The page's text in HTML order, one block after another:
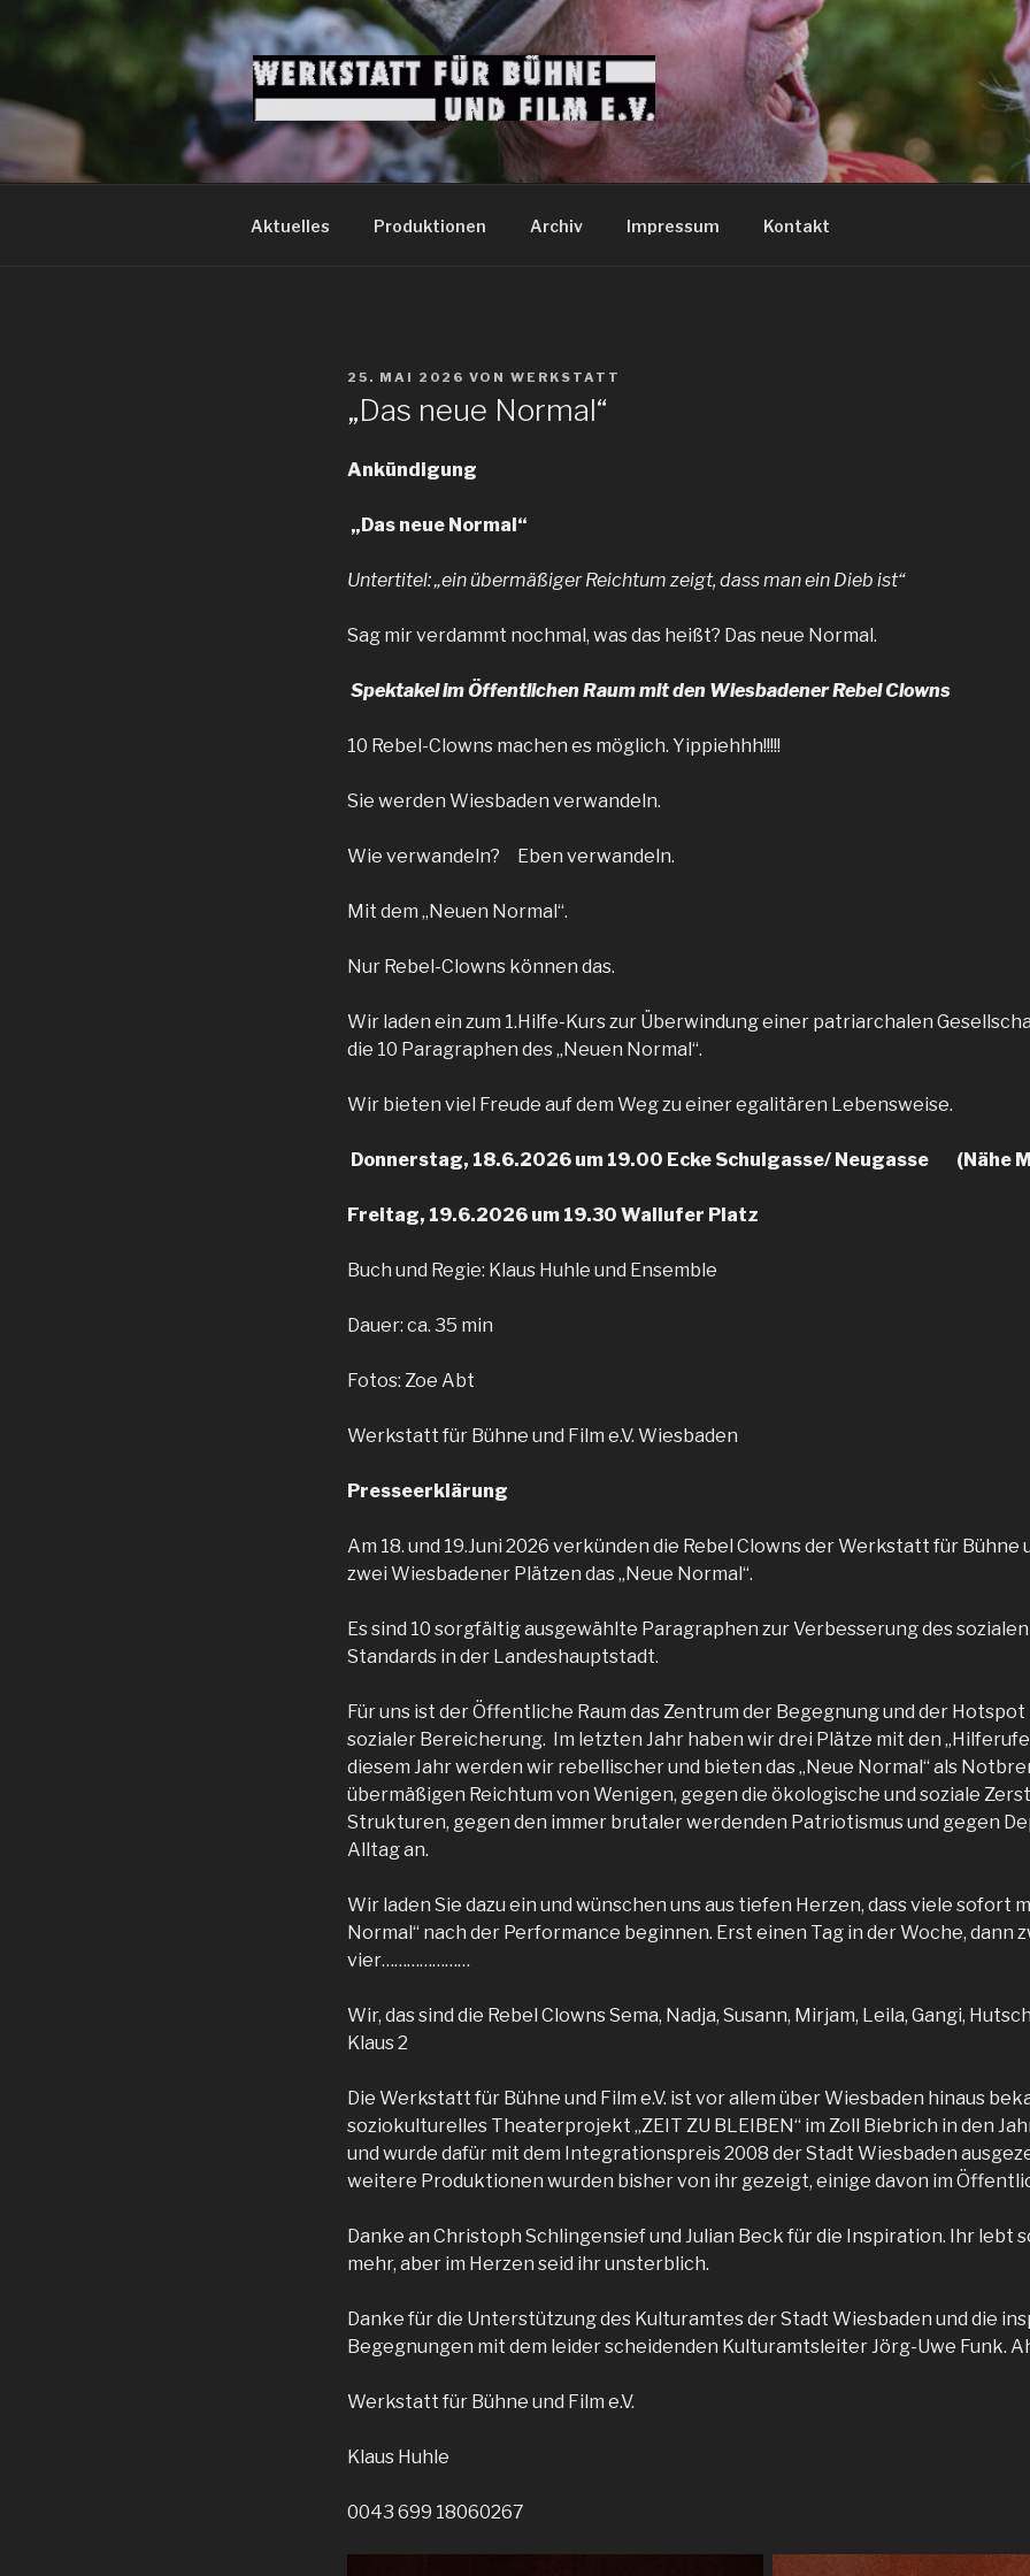
springen
Aktuelles Produktionen Archiv Impressum Kontakt
VERÖFFENTLICHT
25. MAI 2026 VON WERKSTATT
„Das neue Normal“
Ankündigung
„Das neue Normal“
Untertitel: „ein übermäßiger Reichtum zeigt, dass man ein Dieb ist“
Sag mir verdammt nochmal, was das heißt? Das neue Normal.
Spektakel im Öffentlichen Raum mit den Wiesbadener Rebel Clowns
10 Rebel-Clowns machen es möglich. Yippiehhh!!!!!
Sie werden Wiesbaden verwandeln.
Wie verwandeln? Eben verwandeln.
Mit dem „Neuen Normal“.
Nur Rebel-Clowns können das.
Wir laden ein zum 1.Hilfe-Kurs zur Überwindung einer patriarchalen
die 10 Paragraphen des „Neuen Normal“.
Wir bieten viel Freude auf dem Weg zu einer egalitären Lebensweise.
Donnerstag, 18.6.2026 um 19.00 Ecke Schulgasse/ Neugasse (Nähe
Freitag, 19.6.2026 um 19.30 Wallufer Platz
Buch und Regie: Klaus Huhle und Ensemble
Dauer: ca. 35 min
Fotos: Zoe Abt
Werkstatt für Bühne und Film e.V. Wiesbaden
Presseerklärung
Am 18. und 19.Juni 2026 verkünden die Rebel Clowns der Werkstatt für Bühne
zwei Wiesbadener Plätzen das „Neue Normal“.
Es sind 10 sorgfältig ausgewählte Paragraphen zur Verbesserung des
Standards in der Landeshauptstadt.
Für uns ist der Öffentliche Raum das Zentrum der Begegnung und der
sozialer Bereicherung. Im letzten Jahr haben wir drei Plätze mit den
diesem Jahr werden wir rebellischer und bieten das „Neue Normal“ als
übermäßigen Reichtum von Wenigen, gegen die ökologische und soziale
Strukturen, gegen den immer brutaler werdenden Patriotismus und gegen
Alltag an.
Wir laden Sie dazu ein und wünschen uns aus tiefen Herzen, dass viele sofort
Normal“ nach der Performance beginnen. Erst einen Tag in der Woche, dann
vier…………………
Wir, das sind die Rebel Clowns Sema, Nadja, Susann, Mirjam, Leila, Gangi,
Klaus 2
Die Werkstatt für Bühne und Film e.V. ist vor allem über Wiesbaden hinaus
soziokulturelles Theaterprojekt „ZEIT ZU BLEIBEN“ im Zoll Biebrich in den
und wurde dafür mit dem Integrationspreis 2008 der Stadt Wiesbaden
weitere Produktionen wurden bisher von ihr gezeigt, einige davon im
Danke an Christoph Schlingensief und Julian Beck für die Inspiration. Ihr lebt
mehr, aber im Herzen seid ihr unsterblich.
Danke für die Unterstützung des Kulturamtes der Stadt Wiesbaden und die
Begegnungen mit dem leider scheidenden Kulturamtsleiter Jörg-Uwe Funk.
Werkstatt für Bühne und Film e.V.
Klaus Huhle
0043 699 18060267